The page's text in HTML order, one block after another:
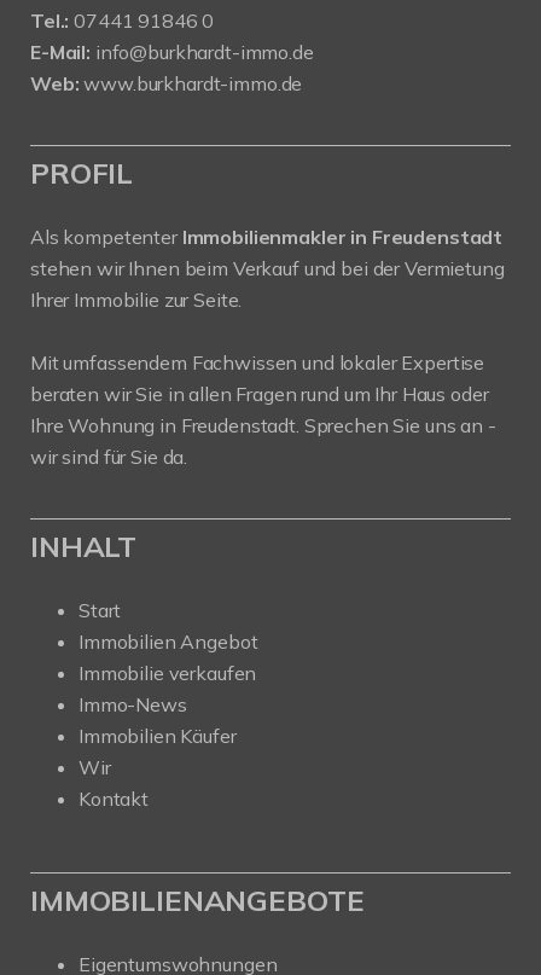
Tel.: 07441 91846 0
E-Mail: info@burkhardt-immo.de
Web: www.burkhardt-immo.de
PROFIL
Als kompetenter Immobilienmakler in Freudenstadt
stehen wir Ihnen beim Verkauf und bei der Vermietung
Ihrer Immobilie zur Seite.
Mit umfassendem Fachwissen und lokaler Expertise
beraten wir Sie in allen Fragen rund um Ihr Haus oder
Ihre Wohnung in Freudenstadt. Sprechen Sie uns an -
wir sind für Sie da.
INHALT
Start
Immobilien Angebot
Immobilie verkaufen
Immo-News
Immobilien Käufer
Wir
Kontakt
IMMOBILIENANGEBOTE
Eigentumswohnungen